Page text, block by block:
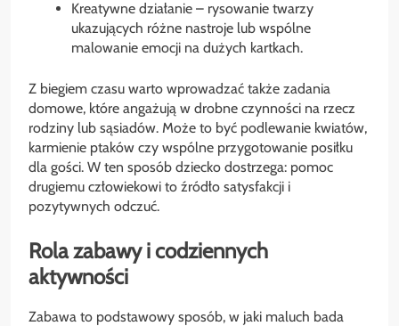
Kreatywne działanie – rysowanie twarzy
ukazujących różne nastroje lub wspólne
malowanie emocji na dużych kartkach.
Z biegiem czasu warto wprowadzać także zadania
domowe, które angażują w drobne czynności na rzecz
rodziny lub sąsiadów. Może to być podlewanie kwiatów,
karmienie ptaków czy wspólne przygotowanie posiłku
dla gości. W ten sposób dziecko dostrzega: pomoc
drugiemu człowiekowi to źródło satysfakcji i
pozytywnych odczuć.
Rola zabawy i codziennych
aktywności
Zabawa to podstawowy sposób, w jaki maluch bada